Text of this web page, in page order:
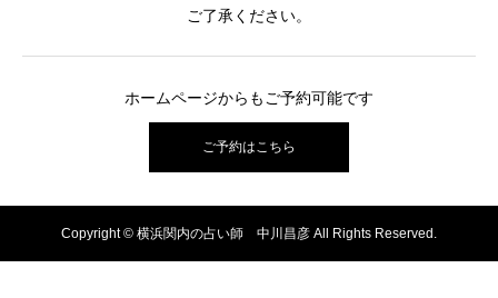
ご了承ください。
ホームページからもご予約可能です
ご予約はこちら
Copyright © 横浜関内の占い師 中川昌彦 All Rights Reserved.